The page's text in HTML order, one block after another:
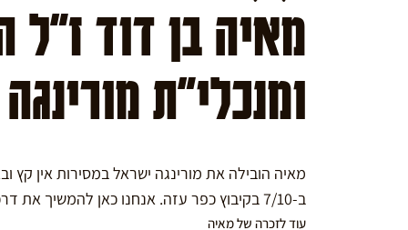
מאיה בן דוד ז"ל
ומנכלי"ת
מאיה הובילה את מורינגה ישראל במסירות אין
ב-7/10 בקיבוץ כפר עזה. אנחנו כאן להמשיך את דרכה במורינגה.
עוד לזכרה של מאיה